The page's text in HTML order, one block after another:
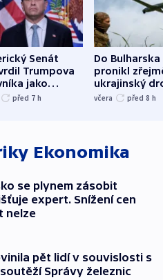
Senát
Trumpova
jako
před 7 h
Do Bulharska
pronikl
ukrajinský
explodoval
včera před 8 h
Ekonomika
se plynem zásobit
expert. Snížení cen
nelze
pět lidí v souvislosti s
Správy železnic